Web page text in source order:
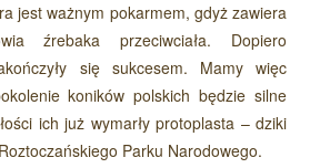
jest ważnym pokarmem, gdyż zawiera
źrebaka przeciwciała. Dopiero
się sukcesem. Mamy więc
koników polskich będzie silne
ich już wymarły protoplasta – dziki
Parku Narodowego.